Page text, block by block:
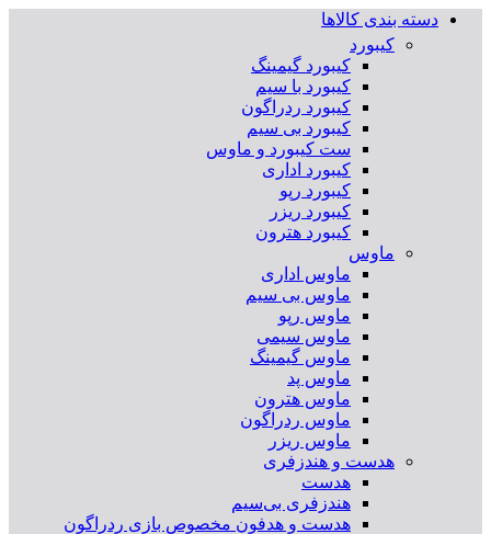
دسته بندی کالاها
کیبورد
کیبورد گیمینگ
کیبورد با سیم
کیبورد ردراگون
کیبورد بی سیم
ست کیبورد و ماوس
کیبورد اداری
کیبورد رپو
کیبورد ریزر
کیبورد هترون
ماوس
ماوس اداری
ماوس بی سیم
ماوس رپو
ماوس سیمی
ماوس گیمینگ
ماوس پد
ماوس هترون
ماوس ردراگون
ماوس ریزر
هدست و هندزفری
هدست
هندزفری بی‌سیم
هدست و هدفون مخصوص بازی ردراگون